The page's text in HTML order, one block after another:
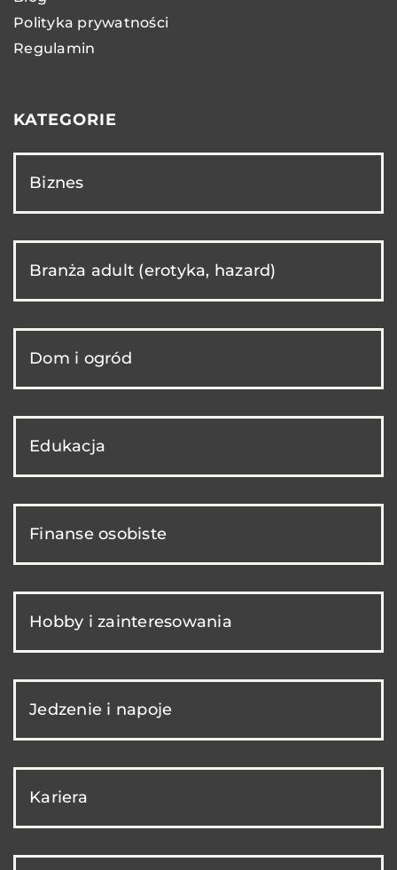
Polityka prywatności
Regulamin
KATEGORIE
Biznes
Branża adult (erotyka, hazard)
Dom i ogród
Edukacja
Finanse osobiste
Hobby i zainteresowania
Jedzenie i napoje
Kariera